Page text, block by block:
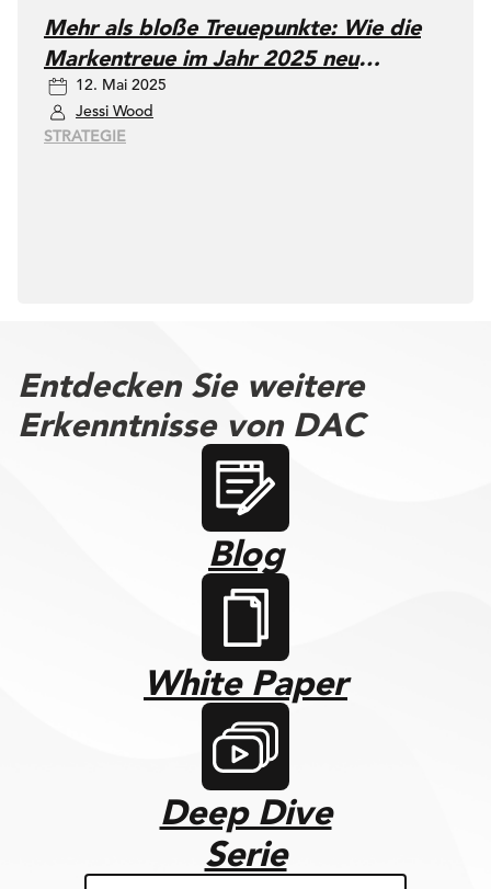
Mehr als bloße Treuepunkte: Wie die
Markentreue im Jahr 2025 neu
definiert wird
12. Mai 2025
Jessi Wood
STRATEGIE
Entdecken Sie weitere
Erkenntnisse von DAC
Blog
White Paper
Deep Dive
Serie